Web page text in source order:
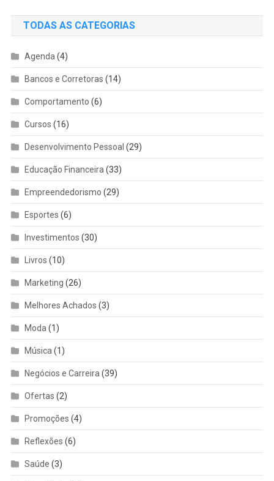
TODAS AS CATEGORIAS
Agenda (4)
Bancos e Corretoras (14)
Comportamento (6)
Cursos (16)
Desenvolvimento Pessoal (29)
Educação Financeira (33)
Empreendedorismo (29)
Esportes (6)
Investimentos (30)
Livros (10)
Marketing (26)
Melhores Achados (3)
Moda (1)
Música (1)
Negócios e Carreira (39)
Ofertas (2)
Promoções (4)
Reflexões (6)
Saúde (3)